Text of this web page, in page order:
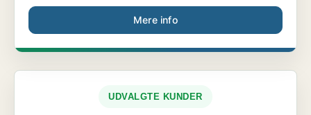
Mere info
UDVALGTE KUNDER